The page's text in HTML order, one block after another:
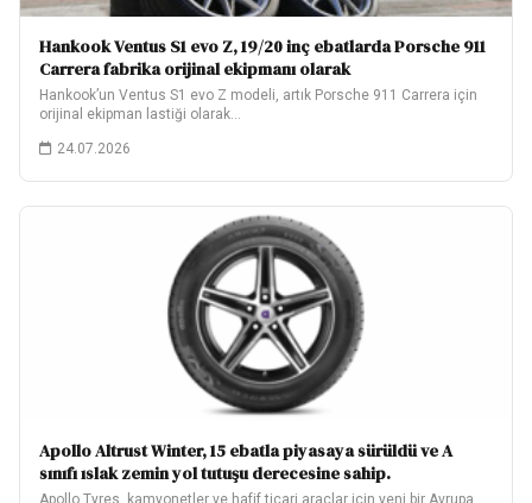
Hankook Ventus S1 evo Z, 19/20 inç ebatlarda Porsche 911
Carrera fabrika orijinal ekipmanı olarak
Hankook’un Ventus S1 evo Z modeli, artık Porsche 911 Carrera için
orijinal ekipman lastiği olarak…
24.07.2026
Apollo Altrust Winter, 15 ebatla piyasaya sürüldü ve A
sınıfı ıslak zemin yol tutuşu derecesine sahip.
Apollo Tyres, kamyonetler ve hafif ticari araçlar için yeni bir Avrupa